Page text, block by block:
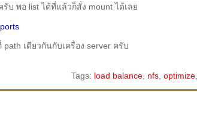
บ พอ list ได้ที่แล้วก็สั่ง mount ได้เลย
เดียวกันกับเครื่อง server ครับ
Tags: load balance nfs optimize